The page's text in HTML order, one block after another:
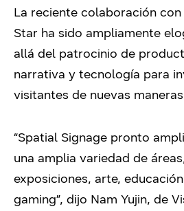
La reciente colaboración
Star ha sido ampliamente
allá del patrocinio de
narrativa y tecnología para
visitantes de nuevas
“Spatial Signage pronto
una amplia variedad de
exposiciones, arte,
gaming”, dijo Nam Yujin, de